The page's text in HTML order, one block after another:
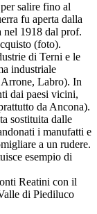
salire fino al
fu aperta dalla
nel 1918 dal prof.
(foto).
di Terni e le
industriale
Labro). In
dai paesi vicini,
da Ancona).
sostituita dalle
i manufatti e
a un rudere.
esempio di
Reatini con il
di Piediluco